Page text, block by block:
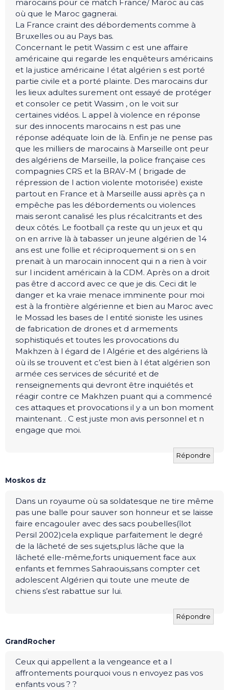
marocains pour ce match France/ Maroc au cas
où que le Maroc gagnerai.
La France craint des débordements comme à
Bruxelles ou au Pays bas.
Concernant le petit Wassim c est une affaire
américaine qui regarde les enquêteurs américains
et la justice américaine l état algérien s est porté
partie civile et a porté plainte. Des marocains dur
les lieux adultes surement ont essayé de protéger
et consoler ce petit Wassim , on le voit sur
certaines vidéos. L appel à violence en réponse
sur des innocents marocains n est pas une
réponse adéquate loin de là. Enfin je ne pense pas
que les milliers de marocains à Marseille ont peur
des algériens de Marseille, la police française ces
compagnies CRS et la BRAV-M ( brigade de
répression de l action violente motorisée) existe
partout en France et à Marseille aussi après ça n
empêche pas les débordements ou violences
mais seront canalisé les plus récalcitrants et des
deux côtés. Le football ça reste qu un jeux et qu
on en arrive là à tabasser un jeune algérien de 14
ans est une follie et réciproquement si on s en
prenait à un marocain innocent qui n a rien à voir
sur l incident américain à la CDM. Après on a droit
pas être d accord avec ce que je dis. Ceci dit le
danger et ka vraie menace imminente pour moi
est à la frontière algérienne et bien au Maroc avec
le Mossad les bases de l entité sioniste les usines
de fabrication de drones et d armements
sophistiqués et toutes les provocations du
Makhzen à l égard de l Algérie et des algériens là
où ils se trouvent et c’est bien à l état algérien son
armée ces services de sécurité et de
renseignements qui devront être inquiétés et
réagir contre ce Makhzen puant qui a commencé
ces attaques et provocations il y a un bon moment
maintenant. . C est juste mon avis personnel et n
engage que moi.
Répondre
Moskos dz
Dans un royaume où sa soldatesque ne tire même
pas une balle pour sauver son honneur et se laisse
faire encagouler avec des sacs poubelles(îlot
Persil 2002)cela explique parfaitement le degré
de la lâcheté de ses sujets,plus lâche que la
lâcheté elle-même,forts uniquement face aux
enfants et femmes Sahraouis,sans compter cet
adolescent Algérien qui toute une meute de
chiens s’est rabattue sur lui.
Répondre
GrandRocher
Ceux qui appellent a la vengeance et a l
affrontements pourquoi vous n envoyez pas vos
enfants vous ? ?